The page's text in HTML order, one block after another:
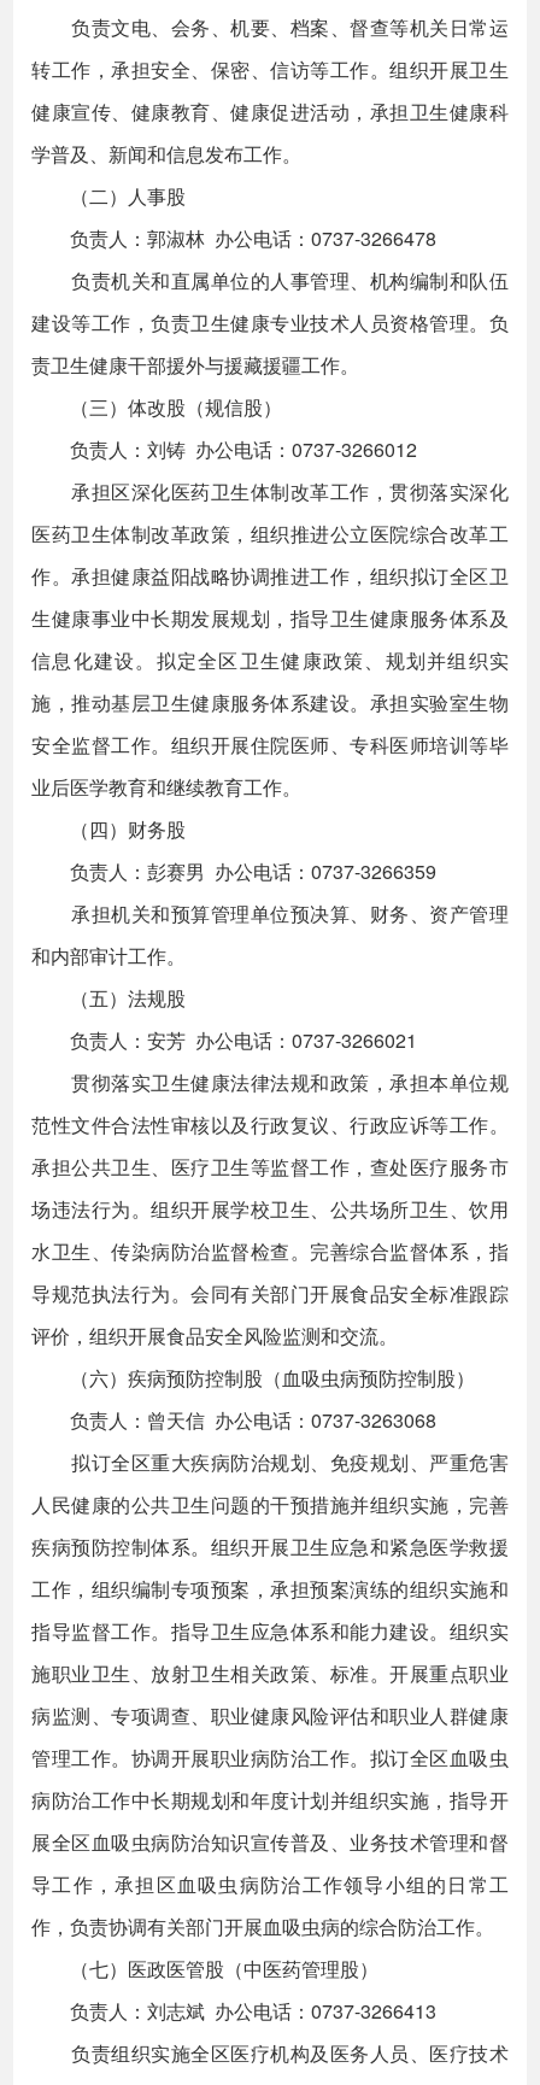
负责文电、会务、机要、档案、督查等机关日常运
转工作，承担安全、保密、信访等工作。组织开展卫生
健康宣传、健康教育、健康促进活动，承担卫生健康科
学普及、新闻和信息发布工作。
（二）人事股
负责人：郭淑林 办公电话：0737-3266478
负责机关和直属单位的人事管理、机构编制和队伍
建设等工作，负责卫生健康专业技术人员资格管理。负
责卫生健康干部援外与援藏援疆工作。
（三）体改股（规信股）
负责人：刘铸 办公电话：0737-3266012
承担区深化医药卫生体制改革工作，贯彻落实深化
医药卫生体制改革政策，组织推进公立医院综合改革工
作。承担健康益阳战略协调推进工作，组织拟订全区卫
生健康事业中长期发展规划，指导卫生健康服务体系及
信息化建设。拟定全区卫生健康政策、规划并组织实
施，推动基层卫生健康服务体系建设。承担实验室生物
安全监督工作。组织开展住院医师、专科医师培训等毕
业后医学教育和继续教育工作。
（四）财务股
负责人：彭赛男 办公电话：0737-3266359
承担机关和预算管理单位预决算、财务、资产管理
和内部审计工作。
（五）法规股
负责人：安芳 办公电话：0737-3266021
贯彻落实卫生健康法律法规和政策，承担本单位规
范性文件合法性审核以及行政复议、行政应诉等工作。
承担公共卫生、医疗卫生等监督工作，查处医疗服务市
场违法行为。组织开展学校卫生、公共场所卫生、饮用
水卫生、传染病防治监督检查。完善综合监督体系，指
导规范执法行为。会同有关部门开展食品安全标准跟踪
评价，组织开展食品安全风险监测和交流。
（六）疾病预防控制股（血吸虫病预防控制股）
负责人：曾天信 办公电话：0737-3263068
拟订全区重大疾病防治规划、免疫规划、严重危害
人民健康的公共卫生问题的干预措施并组织实施，完善
疾病预防控制体系。组织开展卫生应急和紧急医学救援
工作，组织编制专项预案，承担预案演练的组织实施和
指导监督工作。指导卫生应急体系和能力建设。组织实
施职业卫生、放射卫生相关政策、标准。开展重点职业
病监测、专项调查、职业健康风险评估和职业人群健康
管理工作。协调开展职业病防治工作。拟订全区血吸虫
病防治工作中长期规划和年度计划并组织实施，指导开
展全区血吸虫病防治知识宣传普及、业务技术管理和督
导工作，承担区血吸虫病防治工作领导小组的日常工
作，负责协调有关部门开展血吸虫病的综合防治工作。
（七）医政医管股（中医药管理股）
负责人：刘志斌 办公电话：0737-3266413
负责组织实施全区医疗机构及医务人员、医疗技术